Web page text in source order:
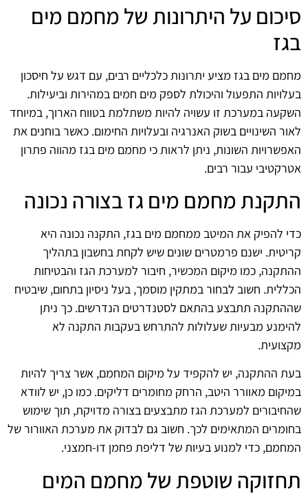
סיכום על היתרונות של מחמם מים
בגז
מחמם מים בגז מציע יתרונות כלכליים רבים, עם דגש על חיסכון
בעלויות התפעול והיכולת לספק מים חמים במהירות וביעילות.
השקעה במערכת זו עשויה להיות משתלמת בטווח הארוך, במיוחד
לאור השינויים בשוק האנרגיה ובעלויות החימום. כאשר בוחנים את
האפשרויות השונות, ניתן לראות כי מחמם מים בגז מהווה פתרון
אטרקטיבי עבור רבים.
התקנת מחמם מים גז בצורה נכונה
כדי להפיק את המיטב ממחמם מים בגז, התקנה נכונה היא
קריטית. ישנם פרמטרים שונים שיש לקחת בחשבון בתהליך
ההתקנה, כמו מיקום המכשיר, חיבור למערכת הגז והבטיחות
הכללית. חשוב לבחור במתקין מוסמך, בעל ניסיון בתחום, שיבטיח
שההתקנה תתבצע בהתאם לסטנדרטים הנדרשים. כך ניתן
להימנע מבעיות שעלולות להתרחש בעקבות התקנה לא
מקצועית.
בעת ההתקנה, יש להקפיד על מיקום המחמם, אשר צריך להיות
במיקום מאוורר היטב, הרחק מחומרים דליקים. כמו כן, יש לוודא
שהחיבורים למערכת הגז מתבצעים בצורה מדויקת, תוך שימוש
בחומרים המתאימים לכך. חשוב גם לבדוק את מערכת האוורור של
המחמם, כדי למנוע בעיות של דליפת פחמן דו-חמצני.
תחזוקה שוטפת של מחמם המים